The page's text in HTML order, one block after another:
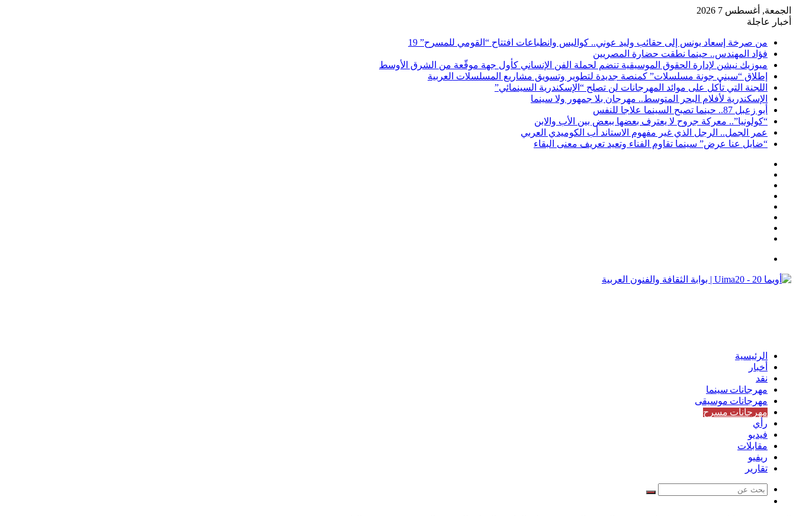
الجمعة, أغسطس 7 2026
أخبار عاجلة
من صرخة إسعاد يونس إلى حقائب وليد عوني.. كواليس وانطباعات افتتاح “القومي للمسرح” 19
فؤاد المهندس.. حينما نطقت حضارة المصريين
ميوزيك نيشن لإدارة الحقوق الموسيقية تنضم لحملة الفن الإنساني كأول جهة موقّعة من الشرق الأوسط
إطلاق “سيني جونة مسلسلات” كمنصة جديدة لتطوير وتسويق مشاريع المسلسلات العربية
اللجنة التي تأكل على موائد المهرجانات لن تصلح “الإسكندرية السينمائي”
الإسكندرية لأفلام البحر المتوسط.. مهرجان بلا جمهور ولا سينما
أبو زعبل 87.. حينما تصبح السينما علاجا للنفس
“كولونيا”.. معركة جروح لا يعترف بعضها ببعض بين الأب والابن
عمر الجمل.. الرجل الذي غير مفهوم الاستاند أب الكوميدي العربي
“ضايل عنا عرض” سينما تقاوم الفناء وتعيد تعريف معنى البقاء
الرئيسية
أخبار
نقد
مهرجانات سينما
مهرجانات موسيقى
مهرجانات مسرح
رأي
فيديو
مقابلات
ريفيو
تقارير
بحث